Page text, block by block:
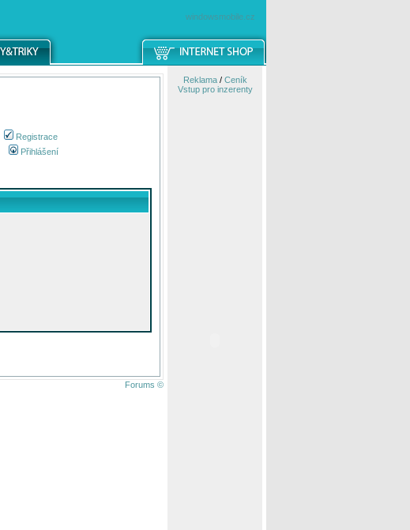
windowsmobile.cz
Registrace
Přihlášení
Forums ©
Reklama/ Ceník
Vstup pro inzerenty